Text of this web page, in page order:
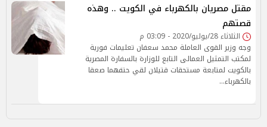
مقتل مصريان بالكهرباء في الكويت .. وهذه
قصتهم
الثلاثاء 28/يوليو/2020 - 03:09 م
وجه وزير القوى العاملة محمد سعفان تعليمات فورية
لمكتب التمثيل العمالى التابع للوزارة بالسفارة المصرية
بالكويت لمتابعة مستحقات قتيلان لقي حتفهما صعقا
بالكهرباء…